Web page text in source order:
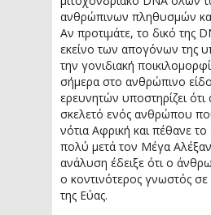
ανθρώπινων πληθυσμών
Αν προτιμάτε, το δικό της
εκείνο των απογόνων της
την γονιδιακή
σήμερα στο ανθρώπινο
ερευνητών υποστηρίζει
σκελετό ενός ανθρώπου
νότια Αφρική και πέθανε
πολύ μετά τον Μέγα
ανάλυση έδειξε ότι ο
ο κοντινότερος γνωστός
της Εύας.